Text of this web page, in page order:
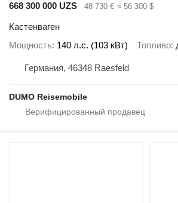
668 300 000 UZS
48 730 € ≈ 56 300 $
Кастенваген
Мощность 140 л.с. (103 кВт) Топливо
Германия, 46348 Raesfeld
DUMO Reisemobile